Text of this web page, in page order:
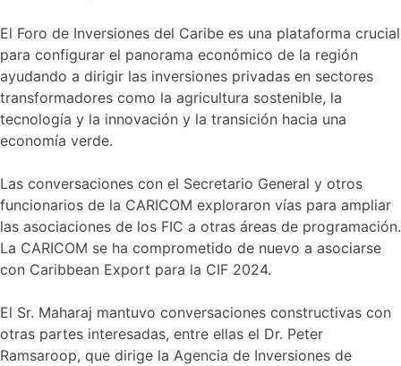
El Foro de Inversiones del Caribe es una plataforma crucial
para configurar el panorama económico de la región
ayudando a dirigir las inversiones privadas en sectores
transformadores como la agricultura sostenible, la
tecnología y la innovación y la transición hacia una
economía verde.
Las conversaciones con el Secretario General y otros
funcionarios de la CARICOM exploraron vías para ampliar
las asociaciones de los FIC a otras áreas de programación.
La CARICOM se ha comprometido de nuevo a asociarse
con Caribbean Export para la CIF 2024.
El Sr. Maharaj mantuvo conversaciones constructivas con
otras partes interesadas, entre ellas el Dr. Peter
Ramsaroop, que dirige la Agencia de Inversiones de